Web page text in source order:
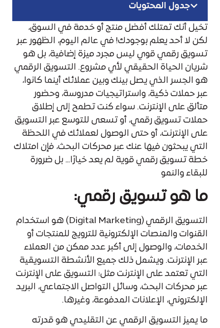
جدول المحتويات
تخيل أنك تمتلك أفضل منتج أو خدمة في السوق،
لكن لا أحد يعلم بوجودك! في عالم اليوم، الظهور عبر
تسويق رقمي قوي ليس مجرد ميزة إضافية، بل هو
شريان الحياة الحقيقي لأي مشروع. التسويق الرقمي
هو الجسر الذي يصل بينك وبين عملائك أينما كانوا،
عبر حملات ذكية، واستراتيجيات مدروسة، وحضور
متألق على الإنترنت. سواء كنت تطمح إلى إطلاق
حملات تسويق رقمي، أو تسعى للتوسع عبر التسويق
على الإنترنت، أو حتى الوصول لعملائك في اللحظة
التي يبحثون فيها عنك عبر محركات البحث، فإن امتلاك
خطة تسويق رقمي قوية لم يعد خيارًا… بل ضرورة
للبقاء والنمو
ما هو تسويق رقمي:
التسويق الرقمي (Digital Marketing) هو استخدام
القنوات والمنصات الإلكترونية للترويج للمنتجات أو
الخدمات، والوصول إلى أكبر عدد ممكن من العملاء
عبر الإنترنت. ويشمل ذلك جميع الأنشطة التسويقية
التي تعتمد على الإنترنت مثل: التسويق على الإنترنت
عبر محركات البحث، وسائل التواصل الاجتماعي، البريد
الإلكتروني، الإعلانات المدفوعة، وغيرها.
ما يميز التسويق الرقمي عن التقليدي هو قدرته